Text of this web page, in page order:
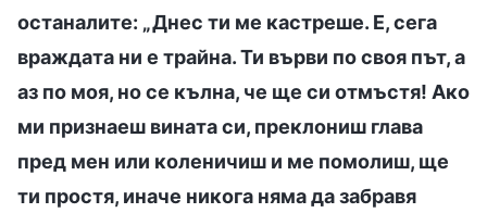
останалите: „Днес ти ме кастреше. Е, сега
враждата ни е трайна. Ти върви по своя път, а
аз по моя, но се кълна, че ще си отмъстя! Ако
ми признаеш вината си, преклониш глава
пред мен или коленичиш и ме помолиш, ще
ти простя, иначе никога няма да забравя